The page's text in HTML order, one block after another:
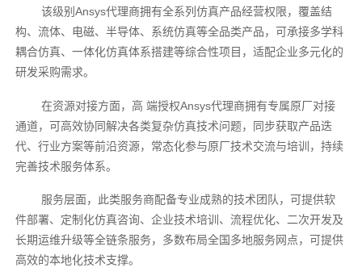
该级别Ansys代理商拥有全系列仿真产品经营权限，覆盖结
构、流体、电磁、半导体、系统仿真等全品类产品，可承接多学科
耦合仿真、一体化仿真体系搭建等综合性项目，适配企业多元化的
研发采购需求。
在资源对接方面，高 端授权Ansys代理商拥有专属原厂对接
通道，可高效协同解决各类复杂仿真技术问题，同步获取产品迭
代、行业方案等前沿资源，常态化参与原厂技术交流与培训，持续
完善技术服务体系。
服务层面，此类服务商配备专业成熟的技术团队，可提供软
件部署、定制化仿真咨询、企业技术培训、流程优化、二次开发及
长期运维升级等全链条服务，多数布局全国多地服务网点，可提供
高效的本地化技术支撑。